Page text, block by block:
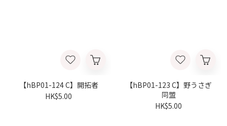
【hBP01-124 C】開拓者
HK$5.00
【hBP01-123 C】野うさぎ
同盟
HK$5.00